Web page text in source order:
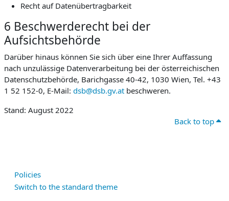
Recht auf Datenübertragbarkeit
6 Beschwerderecht bei der
Aufsichtsbehörde
Darüber hinaus können Sie sich über eine Ihrer Auffassung
nach unzulässige Datenverarbeitung bei der österreichischen
Datenschutzbehörde, Barichgasse 40-42, 1030 Wien, Tel. +43
1 52 152-0, E-Mail: dsb@dsb.gv.at beschweren.
Stand: August 2022
Back to top
Policies
Switch to the standard theme